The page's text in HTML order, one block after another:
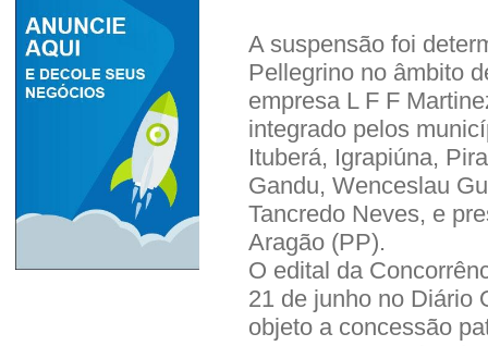
A suspensão foi
Pellegrino no âmbito
empresa L F F
integrado pelos
Ituberá, Igrapiúna,
Gandu, Wenceslau
Tancredo Neves, e
Aragão (PP).
O edital da
21 de junho no Diário
objeto a concessão